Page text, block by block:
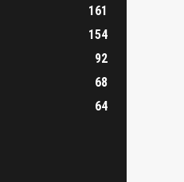
161
154
92
68
64